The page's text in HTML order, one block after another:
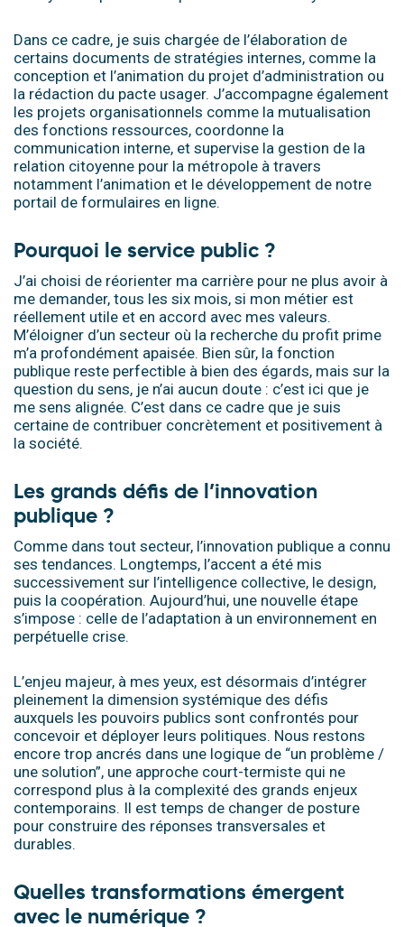
Dans ce cadre, je suis chargée de l’élaboration de
certains documents de stratégies internes, comme la
conception et l’animation du projet d’administration ou
la rédaction du pacte usager. J’accompagne également
les projets organisationnels comme la mutualisation
des fonctions ressources, coordonne la
communication interne, et supervise la gestion de la
relation citoyenne pour la métropole à travers
notamment l’animation et le développement de notre
portail de formulaires en ligne.
Pourquoi le service public ?
J’ai choisi de réorienter ma carrière pour ne plus avoir à
me demander, tous les six mois, si mon métier est
réellement utile et en accord avec mes valeurs.
M’éloigner d’un secteur où la recherche du profit prime
m’a profondément apaisée. Bien sûr, la fonction
publique reste perfectible à bien des égards, mais sur la
question du sens, je n’ai aucun doute : c’est ici que je
me sens alignée. C’est dans ce cadre que je suis
certaine de contribuer concrètement et positivement à
la société.
Les grands défis de l’innovation
publique ?
Comme dans tout secteur, l’innovation publique a connu
ses tendances. Longtemps, l’accent a été mis
successivement sur l’intelligence collective, le design,
puis la coopération. Aujourd’hui, une nouvelle étape
s’impose : celle de l’adaptation à un environnement en
perpétuelle crise.
L’enjeu majeur, à mes yeux, est désormais d’intégrer
pleinement la dimension systémique des défis
auxquels les pouvoirs publics sont confrontés pour
concevoir et déployer leurs politiques. Nous restons
encore trop ancrés dans une logique de “un problème /
une solution”, une approche court-termiste qui ne
correspond plus à la complexité des grands enjeux
contemporains. Il est temps de changer de posture
pour construire des réponses transversales et
durables.
Quelles transformations émergent
avec le numérique ?